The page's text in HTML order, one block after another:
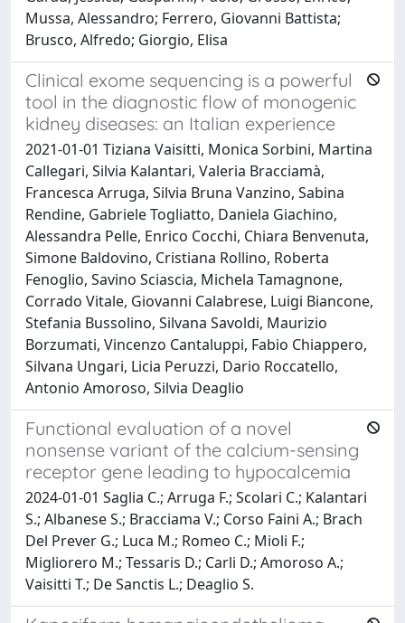
Mussa, Alessandro; Ferrero, Giovanni Battista;
Brusco, Alfredo; Giorgio, Elisa
Clinical exome sequencing is a powerful
tool in the diagnostic flow of monogenic
kidney diseases: an Italian experience
2021-01-01 Tiziana Vaisitti, Monica Sorbini, Martina
Callegari, Silvia Kalantari, Valeria Bracciamà,
Francesca Arruga, Silvia Bruna Vanzino, Sabina
Rendine, Gabriele Togliatto, Daniela Giachino,
Alessandra Pelle, Enrico Cocchi, Chiara Benvenuta,
Simone Baldovino, Cristiana Rollino, Roberta
Fenoglio, Savino Sciascia, Michela Tamagnone,
Corrado Vitale, Giovanni Calabrese, Luigi Biancone,
Stefania Bussolino, Silvana Savoldi, Maurizio
Borzumati, Vincenzo Cantaluppi, Fabio Chiappero,
Silvana Ungari, Licia Peruzzi, Dario Roccatello,
Antonio Amoroso, Silvia Deaglio
Functional evaluation of a novel
nonsense variant of the calcium-sensing
receptor gene leading to hypocalcemia
2024-01-01 Saglia C.; Arruga F.; Scolari C.; Kalantari
S.; Albanese S.; Bracciama V.; Corso Faini A.; Brach
Del Prever G.; Luca M.; Romeo C.; Mioli F.;
Migliorero M.; Tessaris D.; Carli D.; Amoroso A.;
Vaisitti T.; De Sanctis L.; Deaglio S.